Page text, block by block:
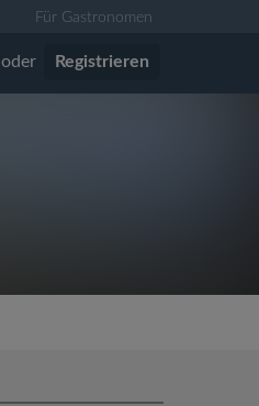
Für Gastronomen
oder Registrieren